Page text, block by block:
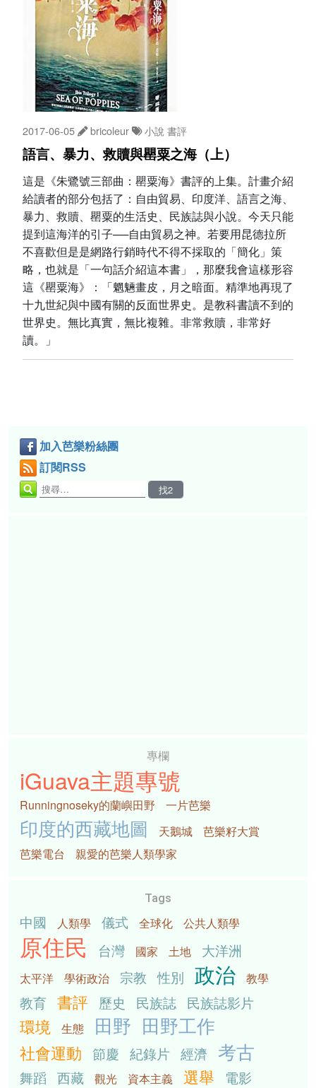
2017-06-05 bricoleur 小說 書評
語言、暴力、救贖與罌粟之海（上）
這是《朱鷺號三部曲：罌粟海》書評的上集。計畫介紹
給讀者的部分包括了：自由貿易、印度洋、語言之海、
暴力、救贖、罌粟的生活史、民族誌與小說。今天只能
提到這海洋的引子──自由貿易之神。若要用昆德拉所
不喜歡但是是網路行銷時代不得不採取的「簡化」策
略，也就是「一句話介紹這本書」，那麼我會這樣形容
這《罌粟海》：「魍魎畫皮，月之暗面。精準地再現了
十九世紀與中國有關的反面世界史。是教科書讀不到的
世界史。無比真實，無比複雜。非常救贖，非常好
讀。」
加入芭樂粉絲團
訂閱RSS
專欄
iGuava主題專號
Runningnoseky的蘭嶼田野 一片芭樂
印度的西藏地圖 天鵝城
芭樂籽大賞
芭樂電台
親愛的芭樂人類學家
Tags
中國 人類學 儀式 全球化 公共人類學
原住民 台灣 國家 土地 大洋洲
太平洋 學術政治 宗教 性別 政治 教學
教育 書評 歷史 民族誌 民族誌影片
環境 生態 田野 田野工作
社會運動 節慶 紀錄片 經濟 考古
舞蹈 西藏 觀光 資本主義 選舉
電影